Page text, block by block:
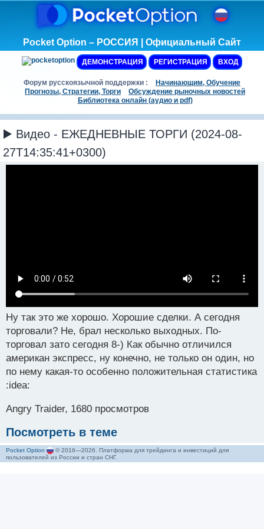
Pocket Option – РОССИЯ | Официальный Сайт
ДЕМОНСТРАЦИЯ РЕГИСТРАЦИЯ ВХОД
Форум русскоязычной поддержки :
Начинающим, Обучение
Прогнозы, Стратегии, Торги
Обсуждение рыночных новостей
Библиотека онлайн (аудио и pdf)
▶️ Видео - ЕЖЕДНЕВНЫЕ ТОРГИ (2024-08-
27T14:35:41+0300)
Ну так это же хорошо. Хорошие сделки. А сегодня
торговали? Не, брал несколько выходных. По-
торговал зато сегодня 8-) Как обычно отличился
американ экспресс, ну конечно, не только он один, но
по нему какая-то особенно положительная статистика
:idea:
Angry Traider, 1680 просмотров
Посмотреть в теме
Pocket Option
© 2016—2026. Платформа для трейдинга и инвестиций для
пользователей из России и стран СНГ.